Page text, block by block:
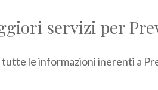
servizi per